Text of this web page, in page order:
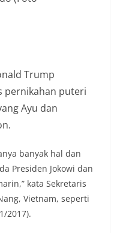
Trump
pernikahan puteri
Ayu dan
banyak hal dan
Presiden Jokowi dan
kata Sekretaris
Vietnam, seperti
2017).